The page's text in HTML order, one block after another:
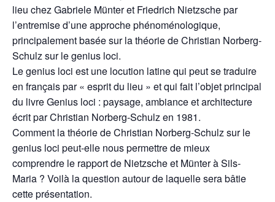
lieu chez Gabriele Münter et Friedrich Nietzsche par
l’entremise d’une approche phénoménologique,
principalement basée sur la théorie de Christian Norberg-
Schulz sur le genius loci.
Le genius loci est une locution latine qui peut se traduire
en français par « esprit du lieu » et qui fait l’objet principal
du livre Genius loci : paysage, ambiance et architecture
écrit par Christian Norberg-Schulz en 1981.
Comment la théorie de Christian Norberg-Schulz sur le
genius loci peut-elle nous permettre de mieux
comprendre le rapport de Nietzsche et Münter à Sils-
Maria ? Voilà la question autour de laquelle sera bâtie
cette présentation.